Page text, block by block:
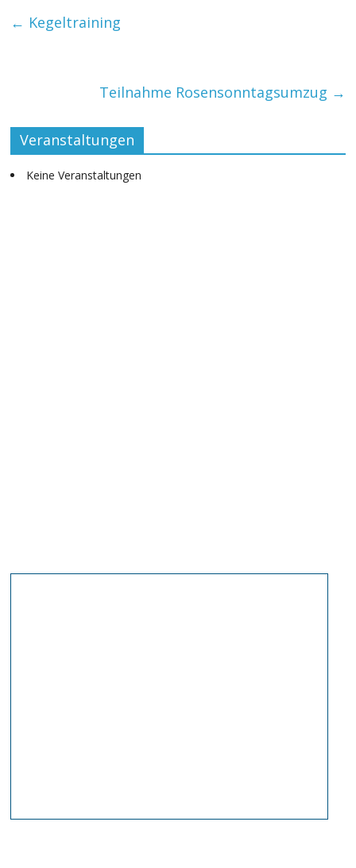
o A
← Kegeltraining
Teilnahme Rosensonntagsumzug →
Veranstaltungen
Keine Veranstaltungen